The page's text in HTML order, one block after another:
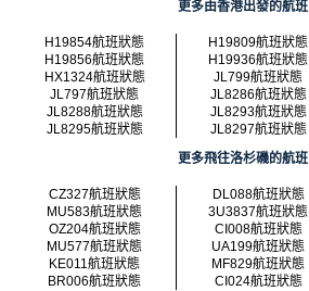
更多由香港出發的航班
H19854航班狀態
H19809航班狀態
H19856航班狀態
H19936航班狀態
HX1324航班狀態
JL799航班狀態
JL797航班狀態
JL8286航班狀態
JL8288航班狀態
JL8293航班狀態
JL8295航班狀態
JL8297航班狀態
更多飛往洛杉磯的航班
CZ327航班狀態
DL088航班狀態
MU583航班狀態
3U3837航班狀態
OZ204航班狀態
CI008航班狀態
MU577航班狀態
UA199航班狀態
KE011航班狀態
MF829航班狀態
BR006航班狀態
CI024航班狀態